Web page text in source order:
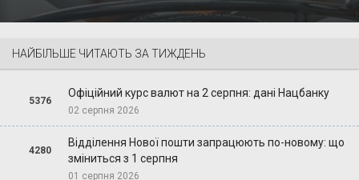
НАЙБІЛЬШЕ ЧИТАЮТЬ ЗА ТИЖДЕНЬ
5376
Офіційний курс валют на 2 серпня: дані Нацбанку
02 серпня 2026
4280
Відділення Нової пошти запрацюють по-новому: що
зміниться з 1 серпня
01 серпня 2026